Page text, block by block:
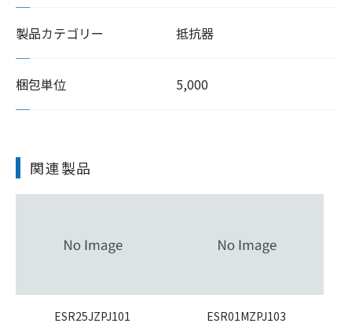
製品カテゴリー 抵抗器
梱包単位 5,000
関連製品
ESR25JZPJ101
ESR01MZPJ103